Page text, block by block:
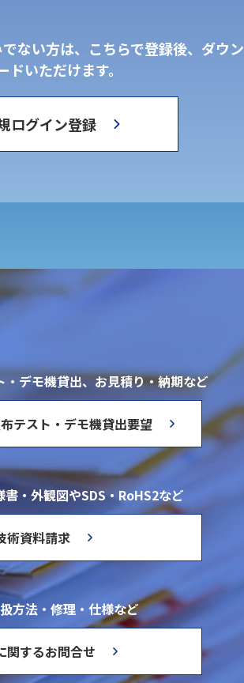
ない方は、こちらで登録後、ダウン
ドいただけます。
ログイン登録
・デモ機貸出、お見積り・納期など
テスト・デモ機貸出要望
・外観図やSDS・RoHS2など
術資料請求
方法・修理・仕様など
関するお問合せ